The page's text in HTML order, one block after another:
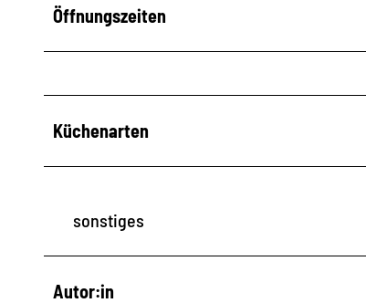
Öffnungszeiten
Küchenarten
sonstiges
Autor:in